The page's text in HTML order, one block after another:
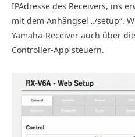
IPAdresse des Receivers, ins
mit dem Anhängsel „/setup“.
Yamaha-Receiver auch über
Controller-App steuern.